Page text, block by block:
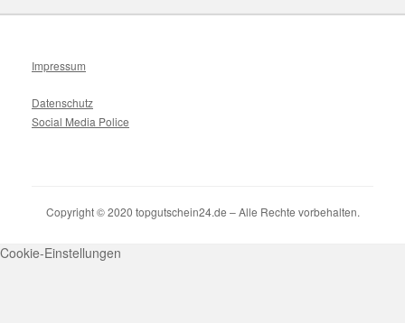
Impressum
Datenschutz
Social Media Police
Copyright © 2020 topgutschein24.de – Alle Rechte vorbehalten.
Cookie-Einstellungen